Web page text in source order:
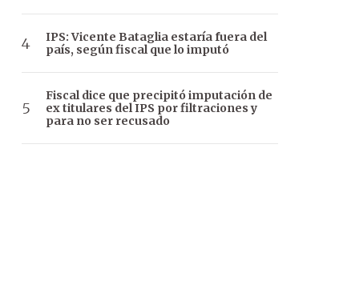
IPS: Vicente Bataglia estaría fuera del
país, según fiscal que lo imputó
Fiscal dice que precipitó imputación de
ex titulares del IPS por filtraciones y
para no ser recusado